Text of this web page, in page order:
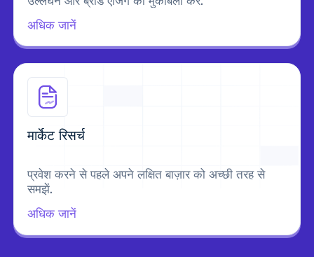
अधिक जानें
मार्केट रिसर्च
प्रवेश करने से पहले अपने लक्षित बाज़ार को अच्छी तरह से
समझें.
अधिक जानें